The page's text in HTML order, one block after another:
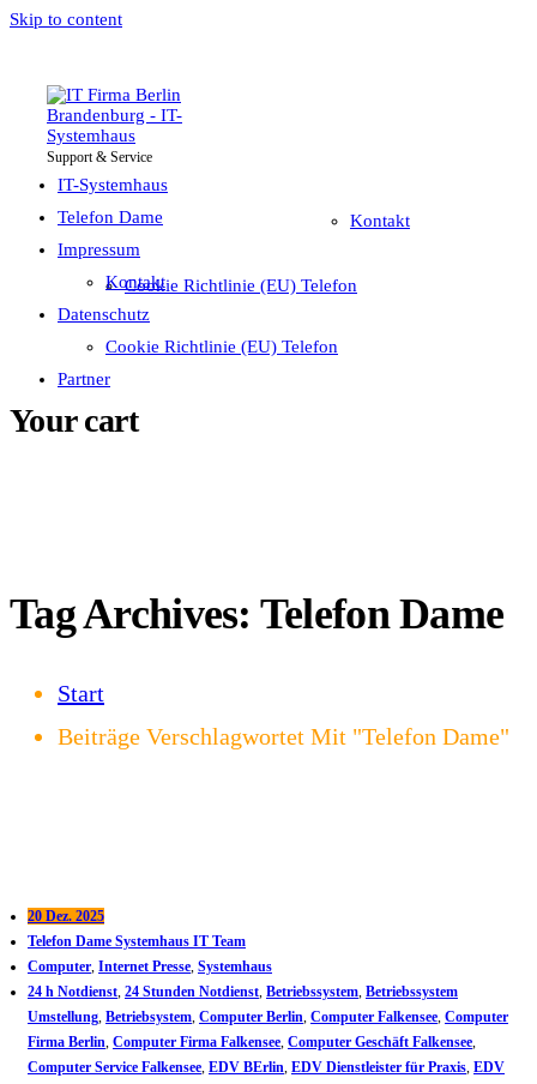
Skip to content
Support & Service
IT-Systemhaus
Kontakt
Datenschutz
Cookie Richtlinie (EU) Telefon
IT-Systemhaus
Telefon Dame
Impressum
Kontakt
Datenschutz
Cookie Richtlinie (EU) Telefon
Partner
Your cart
Tag Archives: Telefon Dame
Start
Beiträge Verschlagwortet Mit "Telefon Dame"
20 Dez. 2025
Telefon Dame Systemhaus IT Team
Computer Internet Presse Systemhaus
24 h Notdienst 24 Stunden Notdienst Betriebssystem Betriebssystem
Umstellung Betriebsystem Computer Berlin Computer Falkensee Computer
Firma Berlin Computer Firma Falkensee Computer Geschäft Falkensee
Computer Service Falkensee EDV BErlin EDV Dienstleister für Praxis EDV